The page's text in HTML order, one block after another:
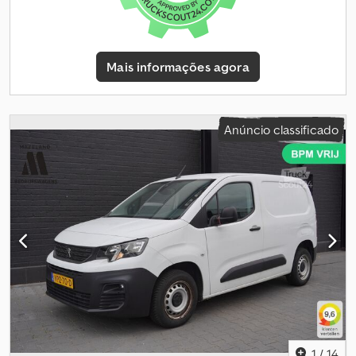
adicional: Airbag do lado do passageiro, airbag do lado do
passageiro com possibilidade de desativação, airbag do lado do
condutor, função de iluminação automática (iluminação de
acompanhamento – “Coming Home”, “Leaving Home”), espelhos
retrovisores externos com tampas de proteção pretas,
computador de bordo, assistente de travagem, sensor de
portas traseiras sem janelas, pontos de fixação Isofix para
cadeirinha infantil, carroçaria/estrutura: furgão, banco
confortável à frente, lado esquerdo, sistema de airbag de cabeça,
coluna de direção (volante) ajustável, atualização do modelo,
motor 1,5 L – 75 kW Diesel FAP, banco multifuncional à frente, lado
direito, travão de estacionamento elétrico, Peugeot Connect-Box
/ botão SOS (chamada de emergência para localização do
veículo), distância entre eixos de 2975 mm, sistema de controlo
da pressão dos pneus, banco traseiro rebatível 1/3-2/3, pacote de
segurança, baixas emissões de acordo com a norma de emissões
Euro 6e, indicador de ponto de mudança, faróis Eco-LED, portas
de correr em ambos os lados, com janelas de abertura, sistema
SCR (tecnologia AdBlue), airbag lateral dianteiro, proteções
laterais pretas, revestimento dos bancos/estofamento: tecido
Mais informações agora
Anúncio classificado